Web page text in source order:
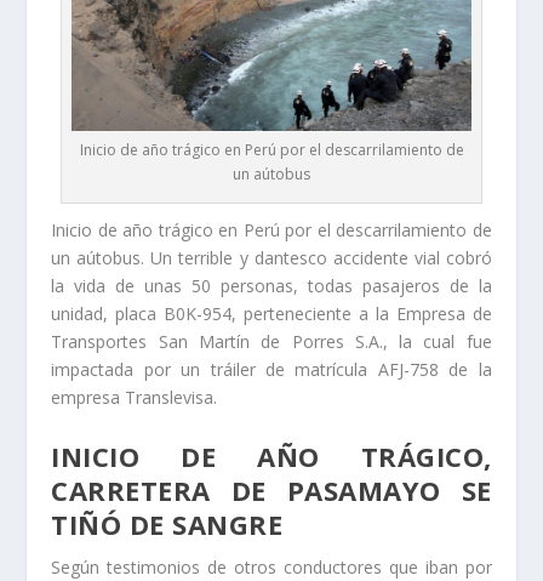
Inicio de año trágico en Perú por el descarrilamiento de
un aútobus
Inicio de año trágico en Perú por el descarrilamiento de
un aútobus. Un terrible y dantesco accidente vial cobró
la vida de unas 50 personas, todas pasajeros de la
unidad, placa B0K-954, perteneciente a la Empresa de
Transportes San Martín de Porres S.A., la cual fue
impactada por un tráiler de matrícula AFJ-758 de la
empresa Translevisa.
INICIO DE AÑO TRÁGICO,
CARRETERA DE PASAMAYO SE
TIÑÓ DE SANGRE
Según testimonios de otros conductores que iban por